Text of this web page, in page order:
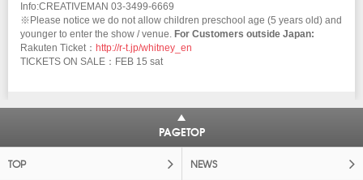
Info:CREATIVEMAN 03-3499-6669
※Please notice we do not allow children preschool age (5 years old) and
younger to enter the show / venue. For Customers outside Japan:
Rakuten Ticket： http://r-t.jp/whitney_en
TICKETS ON SALE：FEB 15 sat
PAGETOP
TOP NEWS